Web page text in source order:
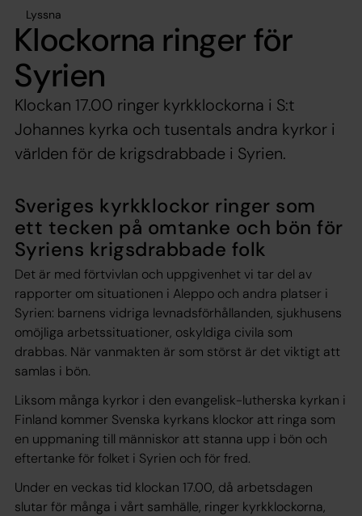
Lyssna
Klockorna ringer för
Syrien
Klockan 17.00 ringer kyrkklockorna i S:t
Johannes kyrka och tusentals andra kyrkor i
världen för de krigsdrabbade i Syrien.
Sveriges kyrkklockor ringer som
ett tecken på omtanke och bön för
Syriens krigsdrabbade folk
Det är med förtvivlan och uppgivenhet vi tar del av
rapporter om situationen i Aleppo och andra platser i
Syrien: barnens vidriga levnadsförhållanden, sjukhusens
omöjliga arbetssituationer, oskyldiga civila som
drabbas. När vanmakten är som störst är det viktigt att
samlas i bön.
Liksom många kyrkor i den evangelisk-lutherska kyrkan i
Finland kommer Svenska kyrkans klockor att ringa som
en uppmaning till människor att stanna upp i bön och
eftertanke för folket i Syrien och för fred.
Under en veckas tid klockan 17.00, då arbetsdagen
slutar för många i vårt samhälle, ringer kyrkklockorna,